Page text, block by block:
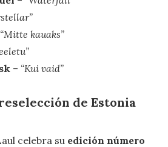
“Mitte kauaks”
– “Kui vaid”
de Estonia
celebra su edición número